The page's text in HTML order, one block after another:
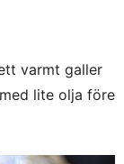
varmt galler
lite olja före